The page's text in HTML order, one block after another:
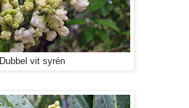
Dubbel vit syrén